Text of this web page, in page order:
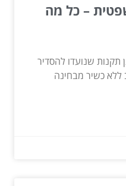
– כל מה
שנועדו להסדיר
ללא כשיר מבחינה